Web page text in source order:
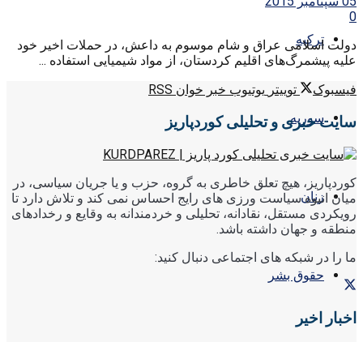
ترکیه
سوریه
زنان
حقوق بشر
0
دولت اسلامی عراق و شام موسوم به داعش، در حملات اخیر خود
علیه پیشمرگ‌های اقلیم کردستان، از مواد شیمیایی استفاده ...
فیسبوک
توییتر یوتیوب خبر خوان RSS
سایت خبری و تحلیلی کوردپاریز
کوردپاریز، هیچ تعلق خاطری به گروه، حزب و یا جریان سیاسی، در
میان انبوه سیاست ورزی های رایج احساس نمی کند و تلاش دارد تا
رویکردی مستقل، نقادانه، تحلیلی و خردمندانه به وقایع و رخدادهای
منطقه و جهان داشته باشد.
ما را در شبکه های اجتماعی دنبال کنید:
اخبار اخیر